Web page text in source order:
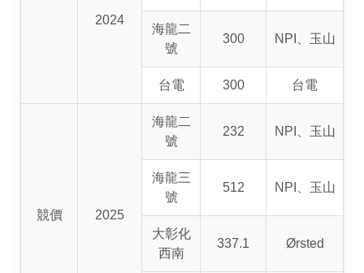
2024
海龍二
號
300 NPI、玉山
台電 300 台電
競價 2025
海龍二
號
232 NPI、玉山
海龍三
號
512 NPI、玉山
大彰化
西南
337.1 Ørsted